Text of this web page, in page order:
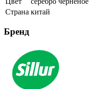
Страна китай
Бренд